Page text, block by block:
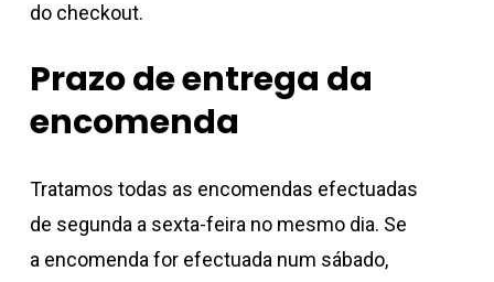
do checkout.
Prazo de entrega da
encomenda
Tratamos todas as encomendas efectuadas
de segunda a sexta-feira no mesmo dia. Se
a encomenda for efectuada num sábado,